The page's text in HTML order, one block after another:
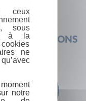
QUESTIONS
ceux
sous
à la
cookies
ne
notre